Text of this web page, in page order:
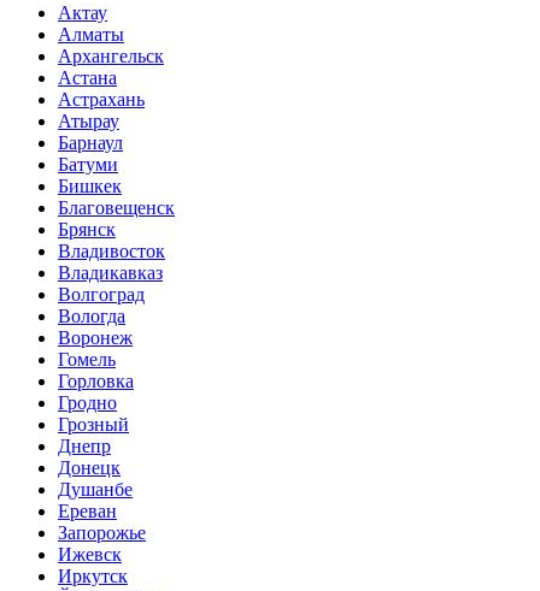
Актау
Алматы
Архангельск
Астана
Астрахань
Атырау
Барнаул
Батуми
Бишкек
Благовещенск
Брянск
Владивосток
Владикавказ
Волгоград
Вологда
Воронеж
Гомель
Горловка
Гродно
Грозный
Днепр
Донецк
Душанбе
Ереван
Запорожье
Ижевск
Иркутск